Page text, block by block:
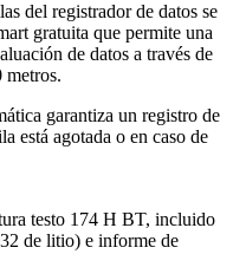
del registrador de datos se
gratuita que permite una
de datos a través de
metros.
garantiza un registro de
está agotada o en caso de
testo 174 H BT, incluido
de litio) e informe de